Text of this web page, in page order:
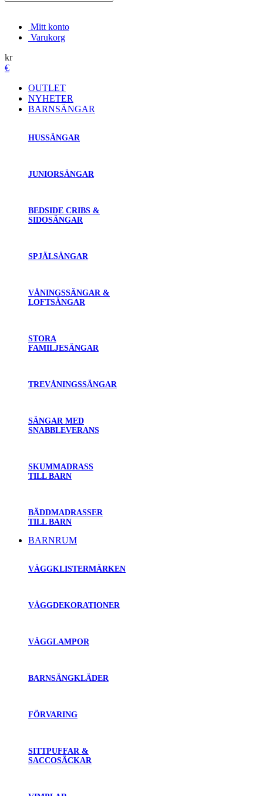
Mitt konto
Varukorg
kr
€
OUTLET
NYHETER
BARNSÄNGAR
HUSSÄNGAR
JUNIORSÄNGAR
BEDSIDE CRIBS &
SIDOSÄNGAR
SPJÄLSÄNGAR
VÅNINGSSÄNGAR &
LOFTSÄNGAR
STORA
FAMILJESÄNGAR
TREVÅNINGSSÄNGAR
SÄNGAR MED
SNABBLEVERANS
SKUMMADRASS
TILL BARN
BÄDDMADRASSER
TILL BARN
BARNRUM
VÄGGKLISTERMÄRKEN
VÄGGDEKORATIONER
VÄGGLAMPOR
BARNSÄNGKLÄDER
FÖRVARING
SITTPUFFAR &
SACCOSÄCKAR